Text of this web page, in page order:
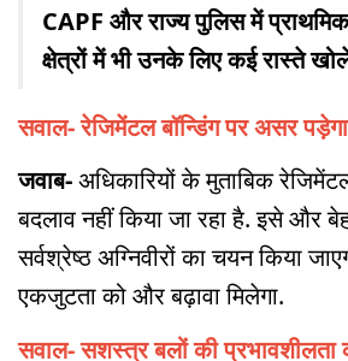
CAPF और राज्य पुलिस में
क्षेत्रों में भी उनके लिए कई रास्ते
सवाल- रेजिमेंटल बॉन्डिंग पर असर
जवाब-अधिकारियों के मुताबिक
बदलाव नहीं किया जा रहा है. इसे और
सर्वश्रेष्ठ अग्निवीरों का चयन किया
एकजुटता को और बढ़ावा मिलेगा.
सवाल- सशस्त्र बलों की प्रभावशीलता